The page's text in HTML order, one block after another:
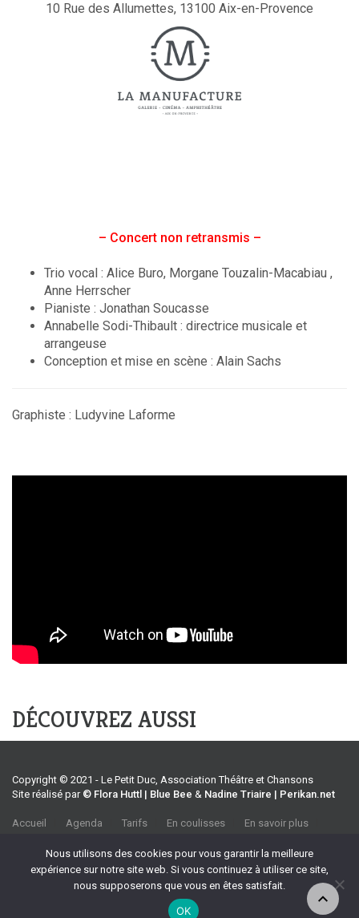
10 Rue des Allumettes, 13100 Aix-en-Provence
– Concert non retransmis –
Trio vocal : Alice Buro, Morgane Touzalin-Macabiau ,
Anne Herrscher
Pianiste : Jonathan Soucasse
Annabelle Sodi-Thibault : directrice musicale et
arrangeuse
Conception et mise en scène : Alain Sachs
Graphiste : Ludyvine Laforme
DÉCOUVREZ AUSSI
Copyright © 2021 - Le Petit Duc, Association Théâtre et Chansons
Site réalisé par © Flora Huttl | Blue Bee & Nadine Triaire | Perikan.net
Accueil Agenda Tarifs En coulisses
En savoir plus
Association Théâtre et Chansons
35 rue Emile Tavan, 13100 Aix-en-Provence
Nous utilisons des cookies pour vous garantir la meilleure
expérience sur notre site web. Si vous continuez à utiliser ce site,
nous supposerons que vous en êtes satisfait.
OK